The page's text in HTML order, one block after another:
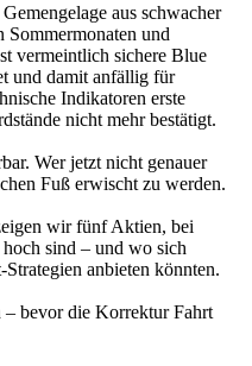
aus schwacher
und
vermeintlich sichere Blue
und damit anfällig für
Indikatoren erste
nicht mehr bestätigt.
Wer jetzt nicht genauer
Fuß erwischt zu werden.
wir fünf Aktien, bei
sind – und wo sich
anbieten könnten.
– bevor die Korrektur Fahrt